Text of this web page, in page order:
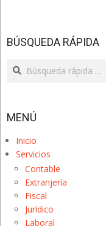
BÚSQUEDA RÁPIDA
Search
MENÚ
Inicio
Servicios
Contable
Extranjería
Fiscal
Jurídico
Laboral